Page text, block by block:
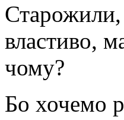
Старожили,
властиво,
чому?
Бо хочемо